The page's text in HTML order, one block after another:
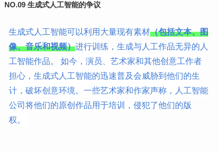
NO.09 生成式人工智能的争议
生成式人工智能可以利用大量现有素材（包括文本、图
像、音乐和视频）进行训练，生成与人工作品无异的人
工智能作品。
如今，演员、艺术家和其他创意工作者
担心，生成式人工智能的迅速普及会威胁到他们的生
计，破坏创意环境。一些艺术家和作家声称，人工智能
公司将他们的原创作品用于培训，侵犯了他们的版
权。